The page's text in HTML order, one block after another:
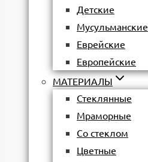
Детские
Мусульманские
Еврейские
Европейские
МАТЕРИАЛЫ
Стеклянные
Мраморные
Со стеклом
Цветные